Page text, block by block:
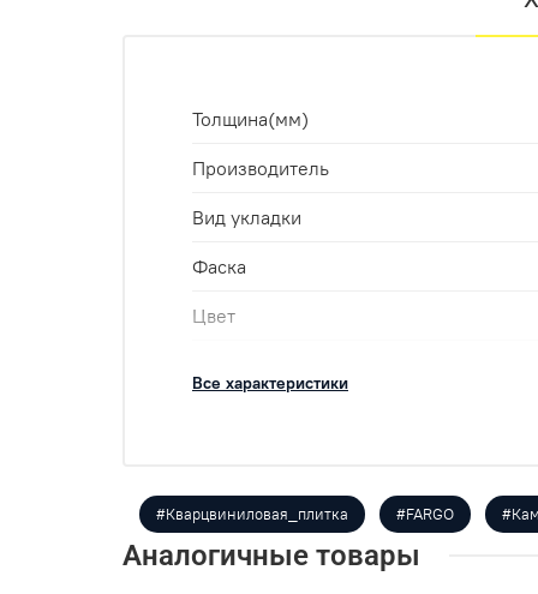
Толщина(мм)
Производитель
Вид укладки
Фаска
Цвет
Размеры
Кол-во шт в уп
Все характеристики
#Кварцвиниловая_плитка #FARGO
Аналогичные товары